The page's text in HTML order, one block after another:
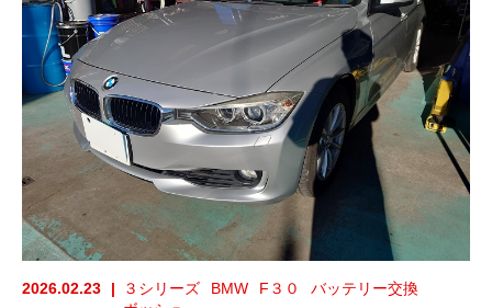
2026.02.23 ３シリーズ BMW F３０
バッテリー交換